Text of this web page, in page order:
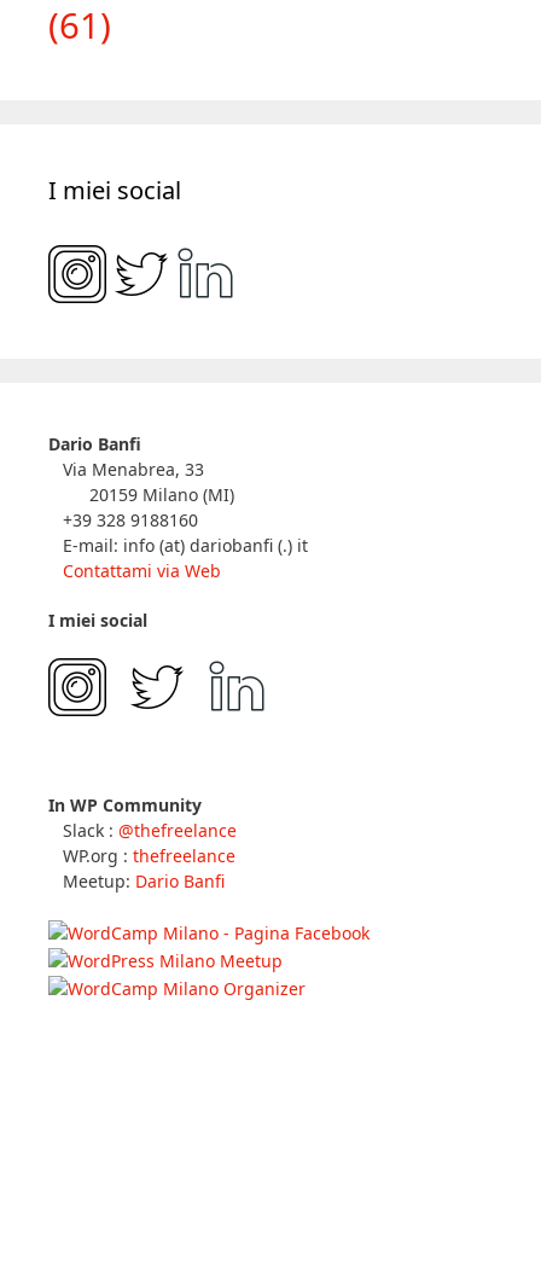
(61)
I miei social
Dario Banfi
Via Menabrea, 33
20159 Milano (MI)
+39 328 9188160
E-mail: info (at) dariobanfi (.) it
Contattami via Web
I miei social
In WP Community
Slack : @thefreelance
WP.org : thefreelance
Meetup: Dario Banfi